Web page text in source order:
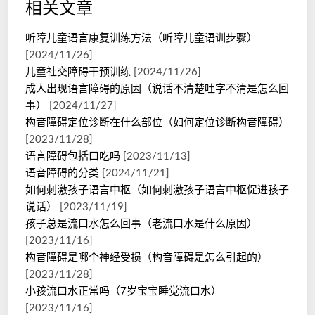
相关文章
听障儿童语言康复训练方法（听障儿童语训步骤）
[2024/11/26]
儿童社交障碍干预训练 [2024/11/26]
成人出现语言障碍的原因（说话不清楚吐字不清是怎么回
事）
[2024/11/27]
构音障碍定位诊断在什么部位（如何定位诊断构音障碍）
[2023/11/28]
语言障碍包括口吃吗 [2023/11/13]
语音障碍的分类 [2024/11/21]
如何刺激孩子语言中枢（如何刺激孩子语言中枢促进孩子
说话）
[2023/11/19]
孩子总是流口水怎么回事（老流口水是什么原因）
[2023/11/16]
构音障碍是哪个神经受损（构音障碍是怎么引起的）
[2023/11/28]
小孩流口水正常吗（7岁宝宝睡觉流口水）
[2023/11/16]